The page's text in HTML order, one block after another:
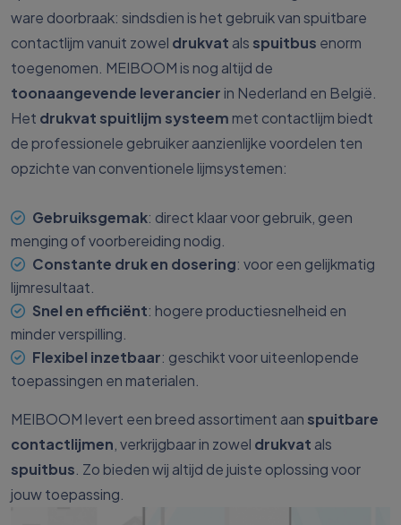
ware doorbraak: sindsdien is het gebruik van spuitbare
contactlijm vanuit zowel drukvat als spuitbus enorm
toegenomen. MEIBOOM is nog altijd de
toonaangevende leverancier in Nederland en België.
Het drukvat spuitlijm systeem met contactlijm biedt
de professionele gebruiker aanzienlijke voordelen ten
opzichte van conventionele lijmsystemen:
Gebruiksgemak: direct klaar voor gebruik, geen
menging of voorbereiding nodig.
Constante druk en dosering: voor een gelijkmatig
lijmresultaat.
Snel en efficiënt: hogere productiesnelheid en
minder verspilling.
Flexibel inzetbaar: geschikt voor uiteenlopende
toepassingen en materialen.
MEIBOOM levert een breed assortiment aan spuitbare
contactlijmen , verkrijgbaar in zowel drukvat als
spuitbus . Zo bieden wij altijd de juiste oplossing voor
jouw toepassing.